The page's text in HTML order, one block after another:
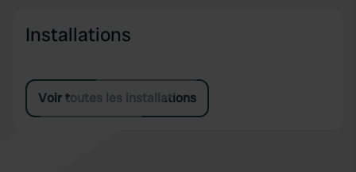
Installations
Voir toutes les installations